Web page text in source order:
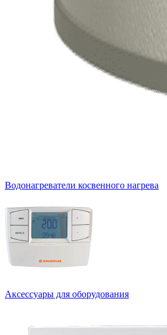
Водонагреватели косвенного нагрева
Аксессуары для оборудования